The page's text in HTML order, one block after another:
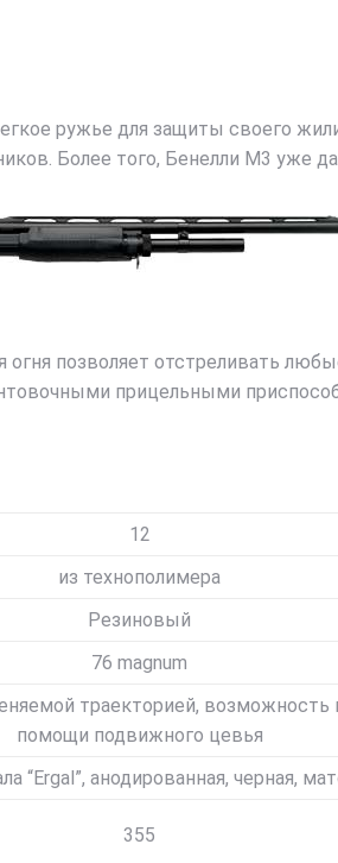
ружье для защиты своего
Более того, Бенелли М3 уже
позволяет отстреливать
прицельными
12
из технополимера
Резиновый
76 magnum
траекторией, возможность
помощи подвижного цевья
“Ergal”, анодированная, черная,
355